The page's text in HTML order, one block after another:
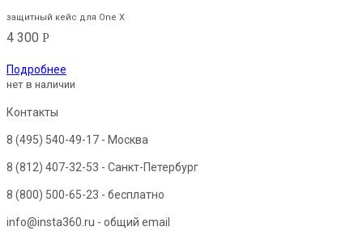
защитный кейс для One X
4 300 Р
Подробнее
нет в наличии
Контакты
8 (495) 540-49-17 - Москва
8 (812) 407-32-53 - Санкт-Петербург
8 (800) 500-65-23 - бесплатно
info@insta360.ru - общий email